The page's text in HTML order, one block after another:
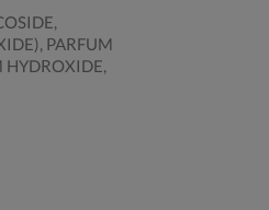
PARFUM
HYDROXIDE,